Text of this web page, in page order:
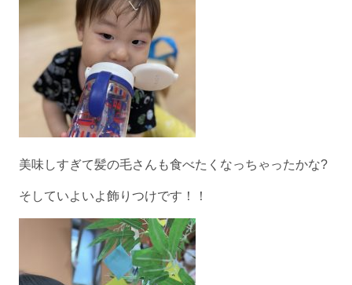
美味しすぎて髪の毛さんも食べたくなっちゃったかな?
そしていよいよ飾りつけです！！